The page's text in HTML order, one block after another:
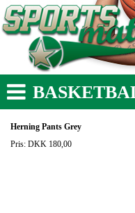
Herning Pants Grey
Pris: DKK 180,00